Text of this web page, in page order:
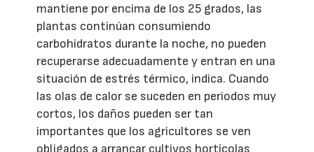
mantiene por encima de los 25 grados, las
plantas continúan consumiendo
carbohidratos durante la noche, no pueden
recuperarse adecuadamente y entran en una
situación de estrés térmico, indica. Cuando
las olas de calor se suceden en periodos muy
cortos, los daños pueden ser tan
importantes que los agricultores se ven
obligados a arrancar cultivos hortícolas